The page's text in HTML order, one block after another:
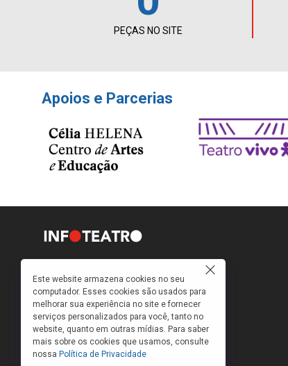
PEÇAS NO SITE
Apoios e Parcerias
ingressos e a que preços? Quais peças estão
em cartaz?
Para responder a essas e outras perguntas,
criamos o banco de peças teatrais do
INFOTEATRO.
Este website armazena cookies no seu
computador. Esses cookies são usados para
melhorar sua experiência no site e fornecer
serviços personalizados para você, tanto no
website, quanto em outras mídias. Para saber
mais sobre os cookies que usamos, consulte
nossa Política de Privacidade